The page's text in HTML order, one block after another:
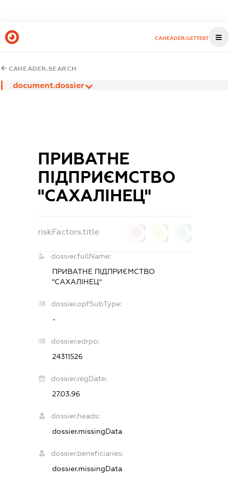
CAHEADER.GETTEST
CAHEADER.SEARCH
document.dossier
ПРИВАТНЕ
ПІДПРИЄМСТВО
"САХАЛІНЕЦ"
riskFactors.title
dossier.fullName:
ПРИВАТНЕ ПІДПРИЄМСТВО
"САХАЛІНЕЦ"
dossier.opfSubType:
-
dossier.edrpo:
24311526
dossier.regDate:
27.03.96
dossier.heads:
dossier.missingData
dossier.beneficiaries:
dossier.missingData